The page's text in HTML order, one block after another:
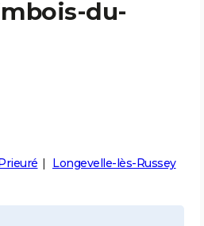
du-
Longevelle-lès-Russey